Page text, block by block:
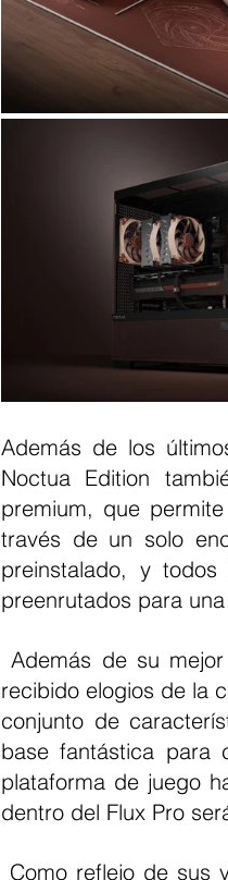
Además de los
Noctua Edition
premium, que
través de un solo
preinstalado, y
preenrutados para
Además de su mejor rendimiento de refrigeración de su clase, el Flux Pro ha
recibido elogios de la
conjunto de
base fantástica para
plataforma de juego
dentro del Flux Pro